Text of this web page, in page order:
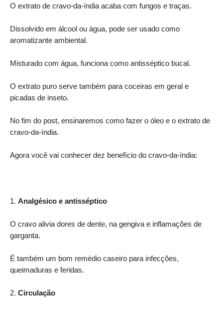
O extrato de cravo-da-índia acaba com fungos e traças.
Dissolvido em álcool ou água, pode ser usado como
aromatizante ambiental.
Misturado com água, funciona como antisséptico bucal.
O extrato puro serve também para coceiras em geral e
picadas de inseto.
No fim do post, ensinaremos como fazer o óleo e o extrato de
cravo-da-índia.
Agora você vai conhecer dez benefício do cravo-da-índia:
1. Analgésico e antisséptico
O cravo alivia dores de dente, na gengiva e inflamações de
garganta.
É também um bom remédio caseiro para infecções,
queimaduras e feridas.
2. Circulação